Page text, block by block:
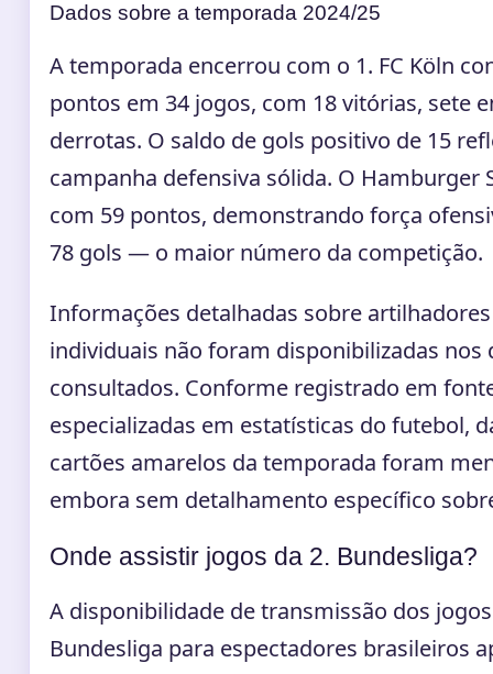
Dados sobre a temporada 2024/25
A temporada encerrou com o 1. FC Köln
pontos em 34 jogos, com 18 vitórias, sete
derrotas. O saldo de gols positivo de 15
campanha defensiva sólida. O Hamburger
com 59 pontos, demonstrando força
78 gols — o maior número da competição.
Informações detalhadas sobre
individuais não foram disponibilizadas nos
consultados. Conforme registrado em
especializadas em estatísticas do futebol,
cartões amarelos da temporada foram
embora sem detalhamento específico
Onde assistir jogos da 2. Bundesliga?
A disponibilidade de transmissão dos
Bundesliga para espectadores brasileiros